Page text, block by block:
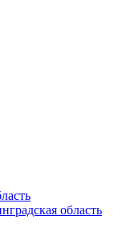
область